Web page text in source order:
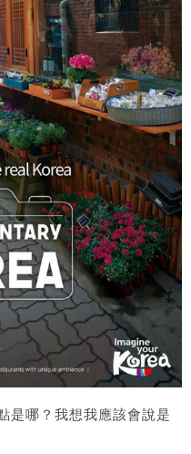
是哪？我想我應該會說是